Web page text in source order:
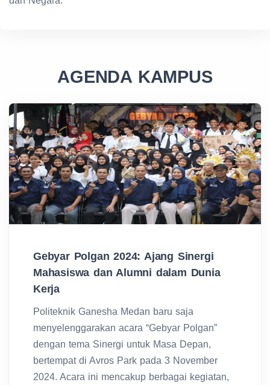
AGENDA KAMPUS
Gebyar Polgan 2024: Ajang Sinergi
Mahasiswa dan Alumni dalam Dunia
Kerja
Politeknik Ganesha Medan baru saja
menyelenggarakan acara “Gebyar Polgan”
dengan tema Sinergi untuk Masa Depan,
bertempat di Avros Park pada 3 November
2024. Acara ini mencakup berbagai kegiatan,